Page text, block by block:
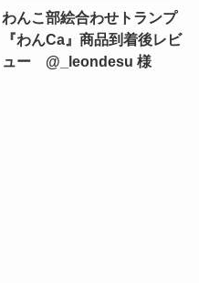
わんこ部絵合わせトランプ
『わんCa』商品到着後レビ
ュー @_leondesu 様